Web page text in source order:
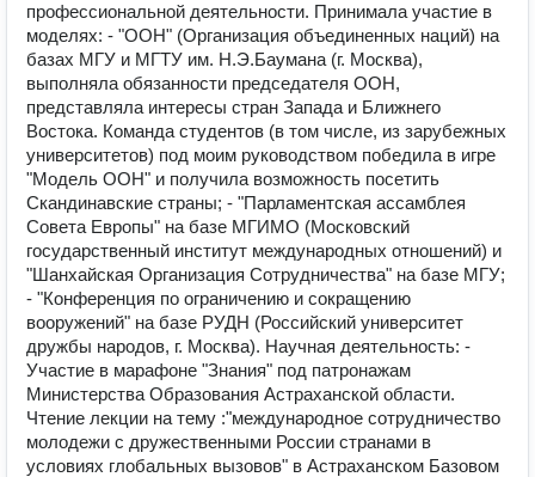
профессиональной деятельности. Принимала участие в
моделях: - "ООН" (Организация объединенных наций) на
базах МГУ и МГТУ им. Н.Э.Баумана (г. Москва),
выполняла обязанности председателя ООН,
представляла интересы стран Запада и Ближнего
Востока. Команда студентов (в том числе, из зарубежных
университетов) под моим руководством победила в игре
"Модель ООН" и получила возможность посетить
Скандинавские страны; - "Парламентская ассамблея
Совета Европы" на базе МГИМО (Московский
государственный институт международных отношений) и
"Шанхайская Организация Сотрудничества" на базе МГУ;
- "Конференция по ограничению и сокращению
вооружений" на базе РУДН (Российский университет
дружбы народов, г. Москва). Научная деятельность: -
Участие в марафоне "Знания" под патронажам
Министерства Образования Астраханской области.
Чтение лекции на тему :"международное сотрудничество
молодежи с дружественными России странами в
условиях глобальных вызовов" в Астраханском Базовом